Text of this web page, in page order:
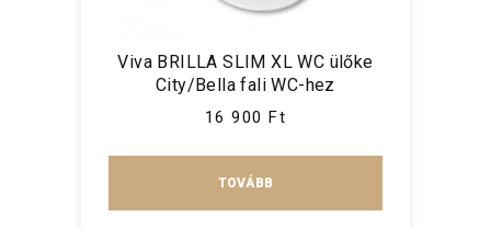
Viva BRILLA SLIM XL WC ülőke
City/Bella fali WC-hez
16 900 Ft
TOVÁBB